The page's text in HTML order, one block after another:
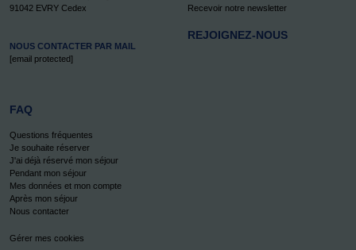
91042 EVRY Cedex
NOUS CONTACTER PAR MAIL
[email protected]
Recevoir notre newsletter
REJOIGNEZ-NOUS
FAQ
Questions fréquentes
Je souhaite réserver
J'ai déjà réservé mon séjour
Pendant mon séjour
Mes données et mon compte
Après mon séjour
Nous contacter
Gérer mes cookies